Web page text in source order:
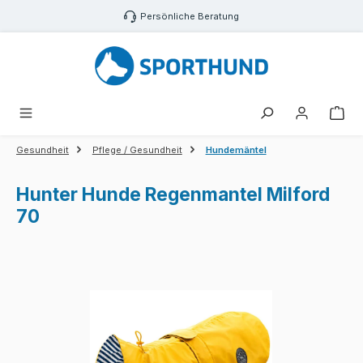
Zum Hauptinhalt springen Persönliche Beratung
Gesundheit Pflege / Gesundheit Hundemäntel
Hunter Hunde Regenmantel Milford
70